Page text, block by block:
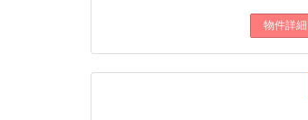
物件詳